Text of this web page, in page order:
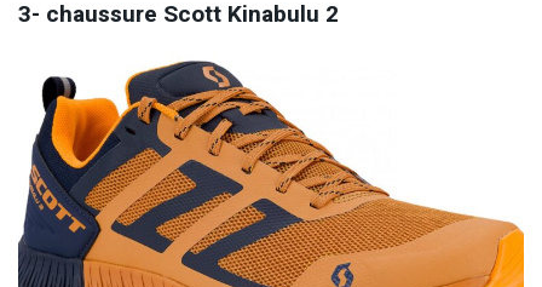
3- chaussure Scott Kinabulu 2